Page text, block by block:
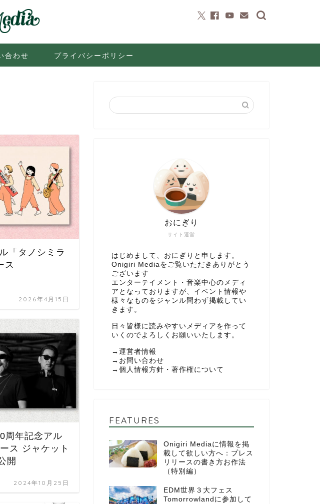
合わせ プライバシーポリシー
「タノシミラ
ス
2026年4月15日
周年記念アル
ス ジャケット
開
2024年10月25日
サイト運営
おにぎり
はじめまして、おにぎりと申します。
Onigiri Mediaをご覧いただきありがとう
ございます
エンターテイメント・音楽中心のメディ
アとなっておりますが、イベント情報や
様々なものをジャンル問わず掲載してい
きます。
日々皆様に読みやすいメディアを作って
いくのでよろしくお願いいたします。
→ 運営者情報
→ お問い合わせ
→ 個人情報方針・著作権について
FEATURES
Onigiri Mediaに情報を掲
載して欲しい方へ：プレス
リリースの書き方お作法
（特別編）
EDM世界３大フェス
Tomorrowlandに参加して